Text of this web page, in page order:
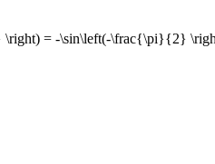
= -\sin\left(-\frac{\pi}{2}